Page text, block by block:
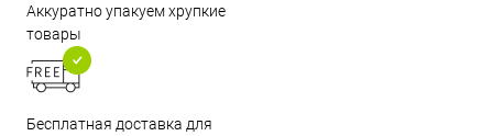
Аккуратно упакуем хрупкие
товары
Бесплатная доставка для